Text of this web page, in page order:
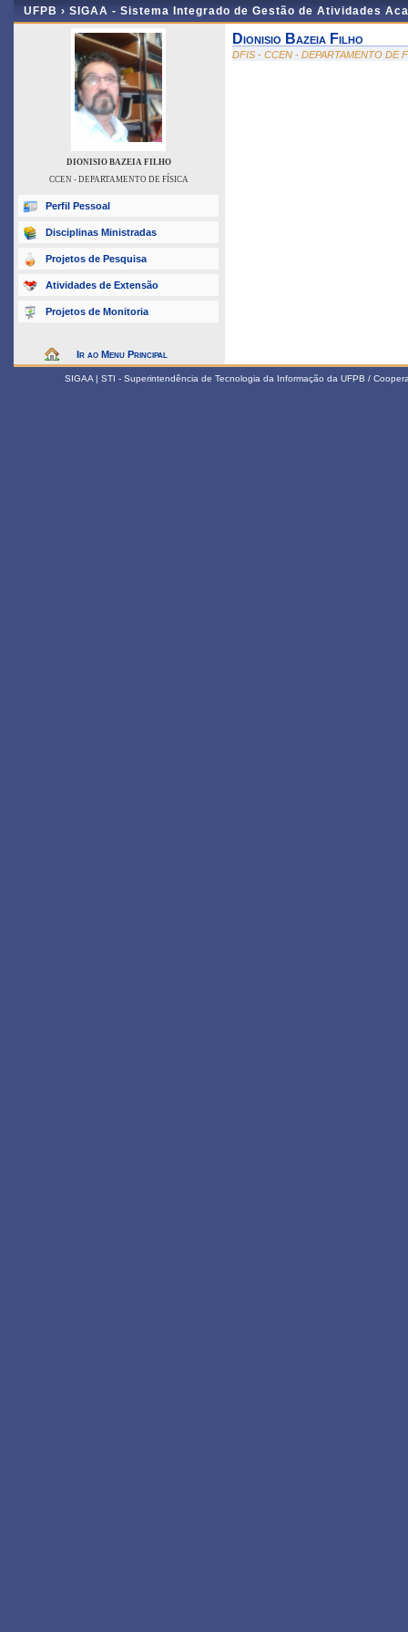
UFPB › SIGAA - Sistema Integrado de Gestão de Atividades
DIONISIO BAZEIA FILHO
CCEN - DEPARTAMENTO DE FÍSICA
Perfil Pessoal
Disciplinas Ministradas
Projetos de Pesquisa
Atividades de Extensão
Projetos de Monitoria
Ir ao Menu Principal
Dionisio Bazeia Filho
DFIS - CCEN - DEPARTAMENTO DE
SIGAA | STI - Superintendência de Tecnologia da Informação da UFPB /